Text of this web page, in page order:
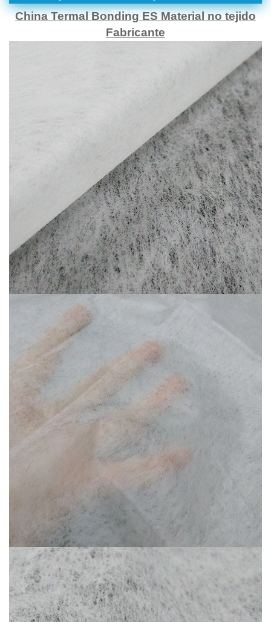
para envases
China Termal Bonding ES Material no tejido
Fabricante